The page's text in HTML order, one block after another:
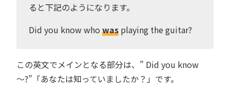
ると下記のようになります。
Did you know who was playing the guitar?
この英文でメインとなる部分は、” Did you know
〜?”「あなたは知っていましたか？」です。